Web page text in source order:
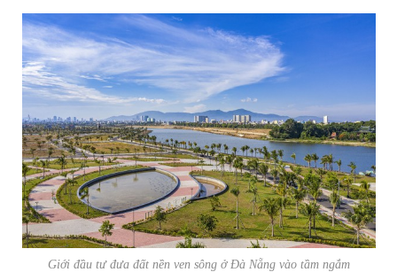
Giới đầu tư đưa đất nền ven sông ở Đà Nẵng vào tầm ngắm